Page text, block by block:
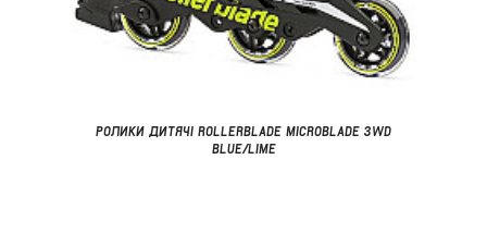
РОЛИКИ ДИТЯЧІ ROLLERBLADE MICROBLADE 3WD
BLUE/LIME